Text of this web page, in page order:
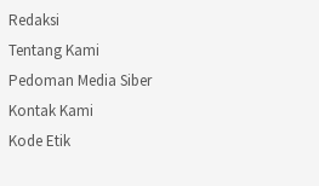
Redaksi
Tentang Kami
Pedoman Media Siber
Kontak Kami
Kode Etik